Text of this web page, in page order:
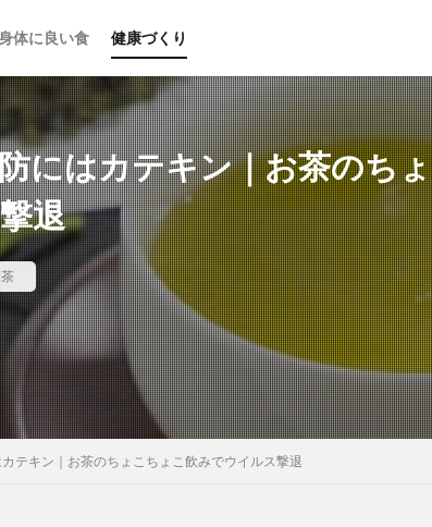
体に良い食 健康づくり
にはカテキン｜お茶のちょ
退
テキン｜お茶のちょこちょこ飲みでウイルス撃退